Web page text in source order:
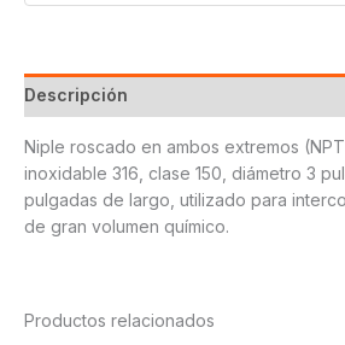
Descripción
Niple roscado en ambos extremos
inoxidable 316, clase 150, diámetro 3
pulgadas de largo, utilizado para
de gran volumen químico.
Productos relacionados